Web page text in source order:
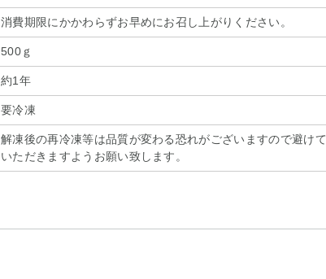
消費期限にかかわらずお早めにお召し上がりください。
500ｇ
約1年
要冷凍
解凍後の再冷凍等は品質が変わる恐れがございますので避けて
いただきますようお願い致します。